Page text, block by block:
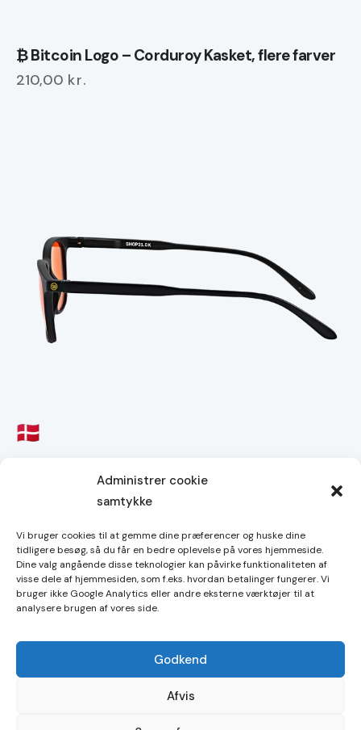
Administrer cookie
samtykke
Vi bruger cookies til at gemme dine præferencer og huske dine
tidligere besøg, så du får en bedre oplevelse på vores hjemmeside.
Dine valg angående disse teknologier kan påvirke funktionaliteten af
visse dele af hjemmesiden, som f.eks. hvordan betalinger fungerer. Vi
bruger ikke Google Analytics eller andre eksterne værktøjer til at
analysere brugen af vores side.
Godkend
Afvis
₿ Bitcoin Logo – Corduroy Kasket, flere farver
210,00 kr.
vælges
varesiden
Handelsbetingelser
Cookies
Copyright © 2026. Alle rettigheder forbeholdes.
Shop21 ApS. CVR-nummer 44659271.